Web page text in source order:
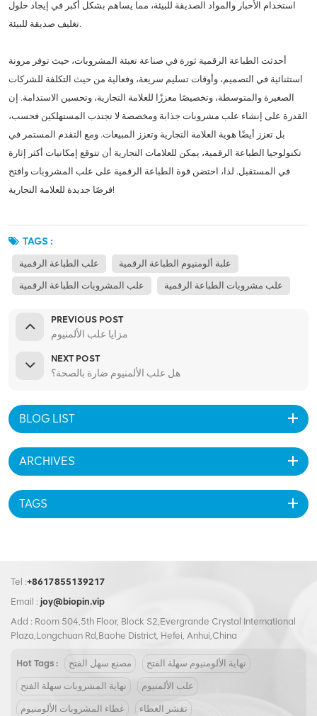
استخدام الأحبار والمواد الصديقة للبيئة، مما يساهم بشكل أكبر في إيجاد حلول
تغليف صديقة للبيئة.
أحدثت الطباعة الرقمية ثورة في صناعة تعبئة المشروبات، حيث توفر مرونة
استثنائية في التصميم، وأوقات تسليم سريعة، وفعالية من حيث التكلفة للشركات
الصغيرة والمتوسطة، وتخصيصًا معززًا للعلامة التجارية، وتحسين الاستدامة. إن
القدرة على إنشاء علب مشروبات جذابة ومخصصة لا تجتذب المستهلكين فحسب،
بل تعزز أيضًا هوية العلامة التجارية وتعزز المبيعات. ومع التقدم المستمر في
تكنولوجيا الطباعة الرقمية، يمكن للعلامات التجارية أن تتوقع إمكانيات أكثر إثارة
في المستقبل. لذا، احتضن قوة الطباعة الرقمية على علب المشروبات وافتح
فرصًا جديدة للعلامة التجارية!
TAGS :
علب الطباعة الرقمية علبة ألومنيوم الطباعة الرقمية
علب المشروبات الطباعة الرقمية علب مشروبات الطباعة الرقمية
PREVIOUS POST
مزايا علب الألمنيوم
NEXT POST
هل علب الألمنيوم ضارة بالصحة؟
BLOG LIST
ARCHIVES
TAGS
Tel :+8617855139217
Email : joy@biopin.vip
Add : Room 504,5th Floor, Block S2,Evergrande Crystal International
Plaza,Longchuan Rd,Baohe District, Hefei, Anhui,China
Hot Tags : مصنع سهل الفتح نهاية الألومنيوم سهلة الفتح
نهاية المشروبات سهلة الفتح علب الألمنيوم
غطاء المشروبات الألومنيوم تقشر الغطاء